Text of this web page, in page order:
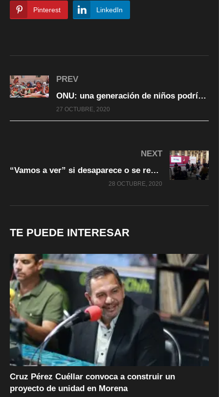
Pinterest LinkedIn
PREV
ONU: una generación de niños podría perderse en Yemen por crisis humanitaria
27 OCTUBRE, 2020
NEXT
“Vamos a ver” si desaparece o se regula el ‘outsourcing’: AMLO
28 OCTUBRE, 2020
TE PUEDE INTERESAR
Cruz Pérez Cuéllar convoca a construir un
proyecto de unidad en Morena